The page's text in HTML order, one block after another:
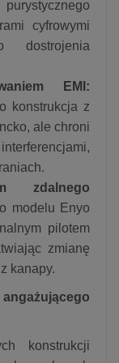
cyfrowymi
dostrojenia
EMI:
konstrukcja z
ale chroni
zdalnego
modelu Enyo
pilotem
zmianę
kanapy.
konstrukcji